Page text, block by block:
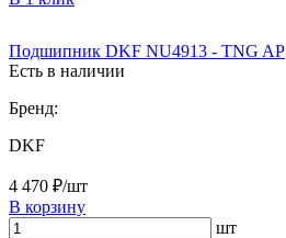
Подшипник DKF NU4913 - TNG AP
Есть в наличии
Бренд:
DKF
4 470 ₽/шт
В корзину
шт